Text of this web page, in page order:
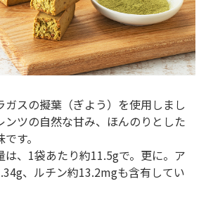
ガスの擬葉（ぎよう）を使用しまし
ンツの自然な甘み、ほんのりとした
す。
は、1袋あたり約11.5gで。更に。ア
、ルチン約13.2mgも含有してい